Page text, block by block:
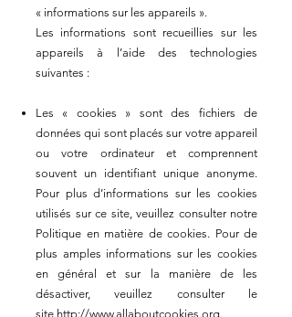
« informations sur les appareils ».
Les informations sont recueillies sur les
appareils à l’aide des technologies
suivantes :
Les « cookies » sont des fichiers de
données qui sont placés sur votre appareil
ou votre ordinateur et comprennent
souvent un identifiant unique anonyme.
Pour plus d’informations sur les cookies
utilisés sur ce site, veuillez consulter notre
Politique en matière de cookies. Pour de
plus amples informations sur les cookies
en général et sur la manière de les
désactiver, veuillez consulter le
site http://www.allaboutcookies.org.